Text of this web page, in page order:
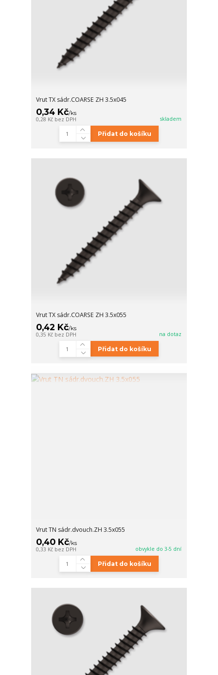
Vrut TX sádr.COARSE ZH 3.5x045
0,34 Kč/ks
0,28 Kč bez DPH skladem
Přidat do košíku
Vrut TX sádr.COARSE ZH 3.5x055
0,42 Kč/ks
0,35 Kč bez DPH na dotaz
Přidat do košíku
Vrut TN sádr.dvouch.ZH 3.5x055
0,40 Kč/ks
0,33 Kč bez DPH obvykle do 3-5 dní
Přidat do košíku